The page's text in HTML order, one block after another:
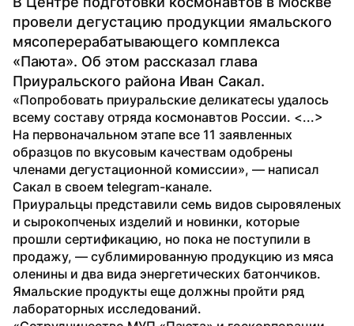
провели дегустацию продукции ямальского
мясоперерабатывающего комплекса
«Паюта». Об этом рассказал глава
Приуральского района Иван Сакал.
«Попробовать приуральские деликатесы удалось
всему составу отряда космонавтов России. <...>
На первоначальном этапе все 11 заявленных
образцов по вкусовым качествам одобрены
членами дегустационной комиссии», — написал
Сакал в своем telegram-канале.
Приуральцы представили семь видов сыровяленых
и сырокопченых изделий и новинки, которые
прошли сертификацию, но пока не поступили в
продажу, — сублимированную продукцию из мяса
оленины и два вида энергетических батончиков.
Ямальские продукты еще должны пройти ряд
лабораторных исследований.